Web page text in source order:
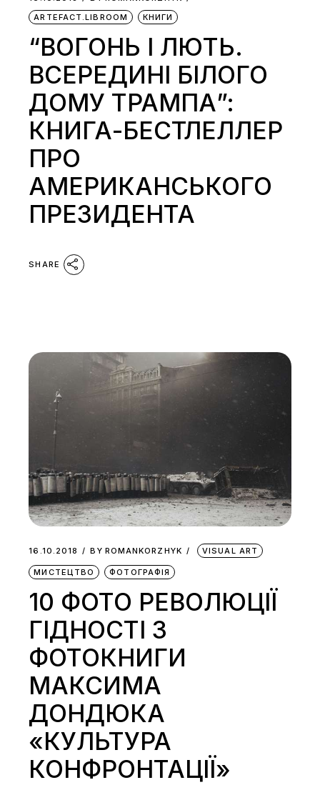
ARTEFACT.LIBROOM
КНИГИ
“ВОГОНЬ І ЛЮТЬ.
ВСЕРЕДИНІ БІЛОГО
ДОМУ ТРАМПА”:
КНИГА-БЕСТЛЕЛЛЕР
ПРО
АМЕРИКАНСЬКОГО
ПРЕЗИДЕНТА
SHARE
16.10.2018 BY ROMANKORZHYK VISUAL ART
МИСТЕЦТВО ФОТОГРАФІЯ
10 ФОТО РЕВОЛЮЦІЇ
ГІДНОСТІ З
ФОТОКНИГИ
МАКСИМА
ДОНДЮКА
«КУЛЬТУРА
КОНФРОНТАЦІЇ»